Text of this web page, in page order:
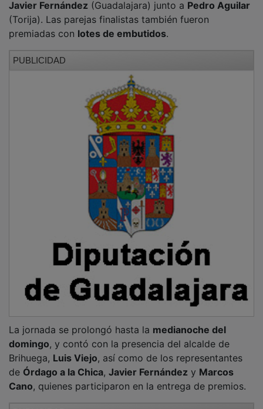
La jornada se prolongó hasta la
, y contó con la presencia del alcalde de
Luis Viejo, así como de los representantes
Órdago a la Chica,Javier Fernández
, quienes participaron en la entrega de premios.